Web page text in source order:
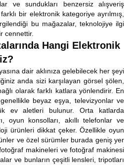
ve sundukları benzersiz alışveriş
bir elektronik kategoriye ayrılmış,
bu mağazalar, teknolojiye ilgi
cennettir.
Hangi Elektronik
dair aklınıza gelebilecek her şeyi
anda sizi karşılayan görsel şölen,
olarak farklı katlara yönlendirir. En
beyaz eşya, televizyonlar ve
ev aletleri bulunur. Orta katlarda
oyun konsolları, akıllı telefonlar ve
ürünleri dikkat çeker. Özellikle oyun
ve özel sürümler burada geniş yer
makineleri ve fotoğraf makinesi
ve bunların çeşitli lensleri, tripotları